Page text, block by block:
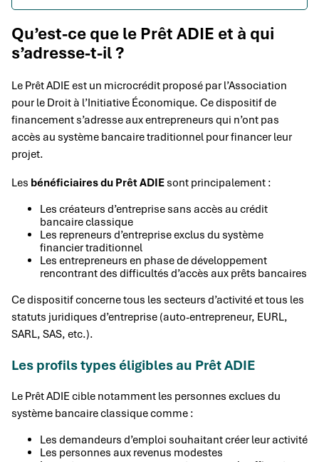
Qu’est-ce que le Prêt ADIE et à qui
s’adresse-t-il ?
Le Prêt ADIE est un microcrédit proposé par l’Association
pour le Droit à l’Initiative Économique. Ce dispositif de
financement s’adresse aux entrepreneurs qui n’ont pas
accès au système bancaire traditionnel pour financer leur
projet.
Les bénéficiaires du Prêt ADIE sont principalement :
Les créateurs d’entreprise sans accès au crédit
bancaire classique
Les repreneurs d’entreprise exclus du système
financier traditionnel
Les entrepreneurs en phase de développement
rencontrant des difficultés d’accès aux prêts bancaires
Ce dispositif concerne tous les secteurs d’activité et tous les
statuts juridiques d’entreprise (auto-entrepreneur, EURL,
SARL, SAS, etc.).
Les profils types éligibles au Prêt ADIE
Le Prêt ADIE cible notamment les personnes exclues du
système bancaire classique comme :
Les demandeurs d’emploi souhaitant créer leur activité
Les personnes aux revenus modestes